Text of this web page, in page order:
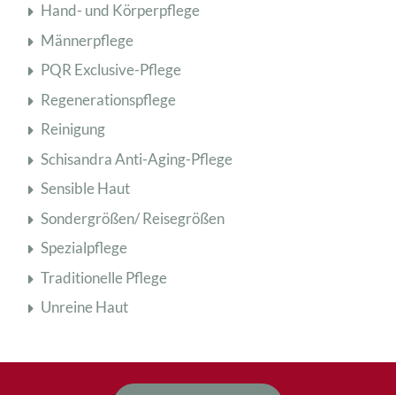
Hand- und Körperpflege
Männerpflege
PQR Exclusive-Pflege
Regenerationspflege
Reinigung
Schisandra Anti-Aging-Pflege
Sensible Haut
Sondergrößen/ Reisegrößen
Spezialpflege
Traditionelle Pflege
Unreine Haut